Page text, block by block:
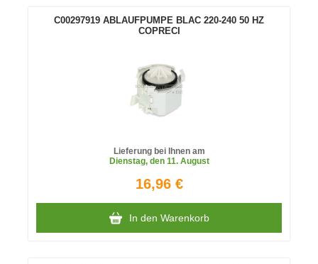
C00297919 ABLAUFPUMPE BLAC 220-240 50 HZ
COPRECI
Lieferung bei Ihnen am
Dienstag, den 11. August
16,96 €
In den Warenkorb